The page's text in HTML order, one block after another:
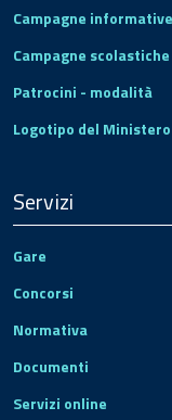
Campagne informative
Campagne scolastiche
Patrocini - modalità
Logotipo del Ministero
Servizi
Gare
Concorsi
Normativa
Documenti
Servizi online